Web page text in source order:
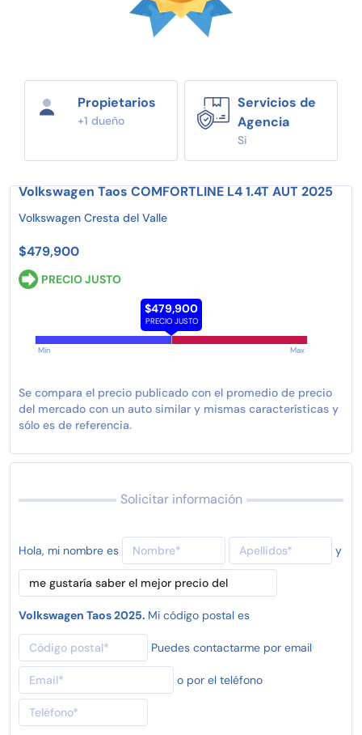
Propietarios
+1 dueño
Servicios de
Agencia
Si
Volkswagen Taos COMFORTLINE L4 1.4T AUT 2025
Volkswagen Cresta del Valle
$479,900
PRECIO JUSTO
$479,900
PRECIO JUSTO
Min Max
Se compara el precio publicado con el promedio de precio
del mercado con un auto similar y mismas características y
sólo es de referencia.
Solicitar información
Hola, mi nombre es y
Volkswagen Taos 2025. Mi código postal es
Puedes contactarme por email
o por el teléfono